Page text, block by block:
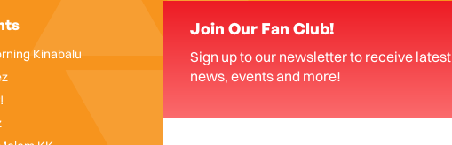
Kinabalu
Join Our Fan Club!
Sign up to our newsletter to receive latest
news, events and more!